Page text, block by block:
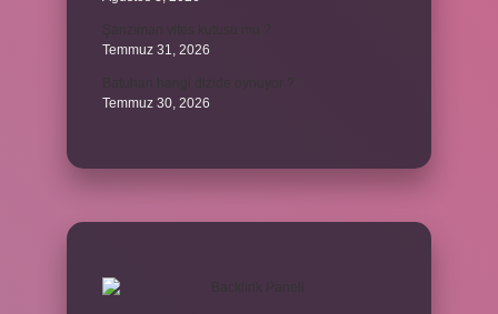
Temmuz 31, 2026
Temmuz 30, 2026